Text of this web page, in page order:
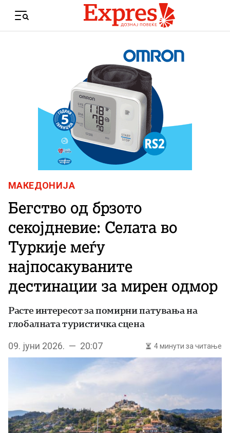
Menu
МАКЕДОНИЈА
Бегство од брзото
секојдневие: Селата во
Туркије меѓу
најпосакуваните
дестинации за мирен одмор
Расте интересот за помирни патувања на
глобалната туристичка сцена
09. јуни 2026. — 20:07 4 минути за читање